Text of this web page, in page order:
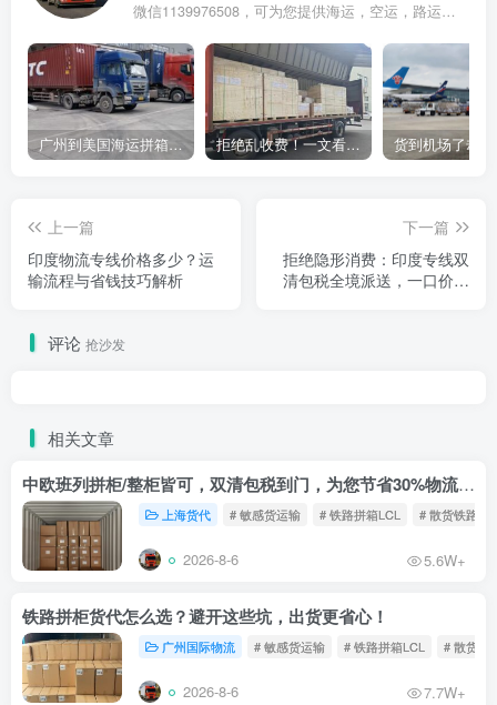
微信1139976508，可为您提供海运，空运，路运，铁路运输
广州到美国海运拼箱多少钱？2024年最新运费构成+隐藏费用避坑指南 拒绝乱收费！一文看懂中国货代计费套路，教你避开所有隐形坑
上一篇
印度物流专线价格多少？运
输流程与省钱技巧解析
下一篇
拒绝隐形消费：印度专线双
清包税全境派送，一口价直
评论 抢沙发
相关文章
中欧班列拼柜/整柜皆可，双清包税到门，为您节省30%物流成本！
上海货代 # 敏感货运输 # 铁路拼箱LCL # 散货铁路
2026-8-6 5.6W+
铁路拼柜货代怎么选？避开这些坑，出货更省心！
广州国际物流 # 敏感货运输 # 铁路拼箱LCL # 散货铁
2026-8-6 7.7W+